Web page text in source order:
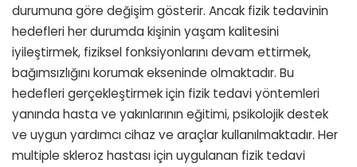
durumuna göre değişim gösterir. Ancak fizik tedavinin
hedefleri her durumda kişinin yaşam kalitesini
iyileştirmek, fiziksel fonksiyonlarını devam ettirmek,
bağımsızlığını korumak ekseninde olmaktadır. Bu
hedefleri gerçekleştirmek için fizik tedavi yöntemleri
yanında hasta ve yakınlarının eğitimi, psikolojik destek
ve uygun yardımcı cihaz ve araçlar kullanılmaktadır. Her
multiple skleroz hastası için uygulanan fizik tedavi